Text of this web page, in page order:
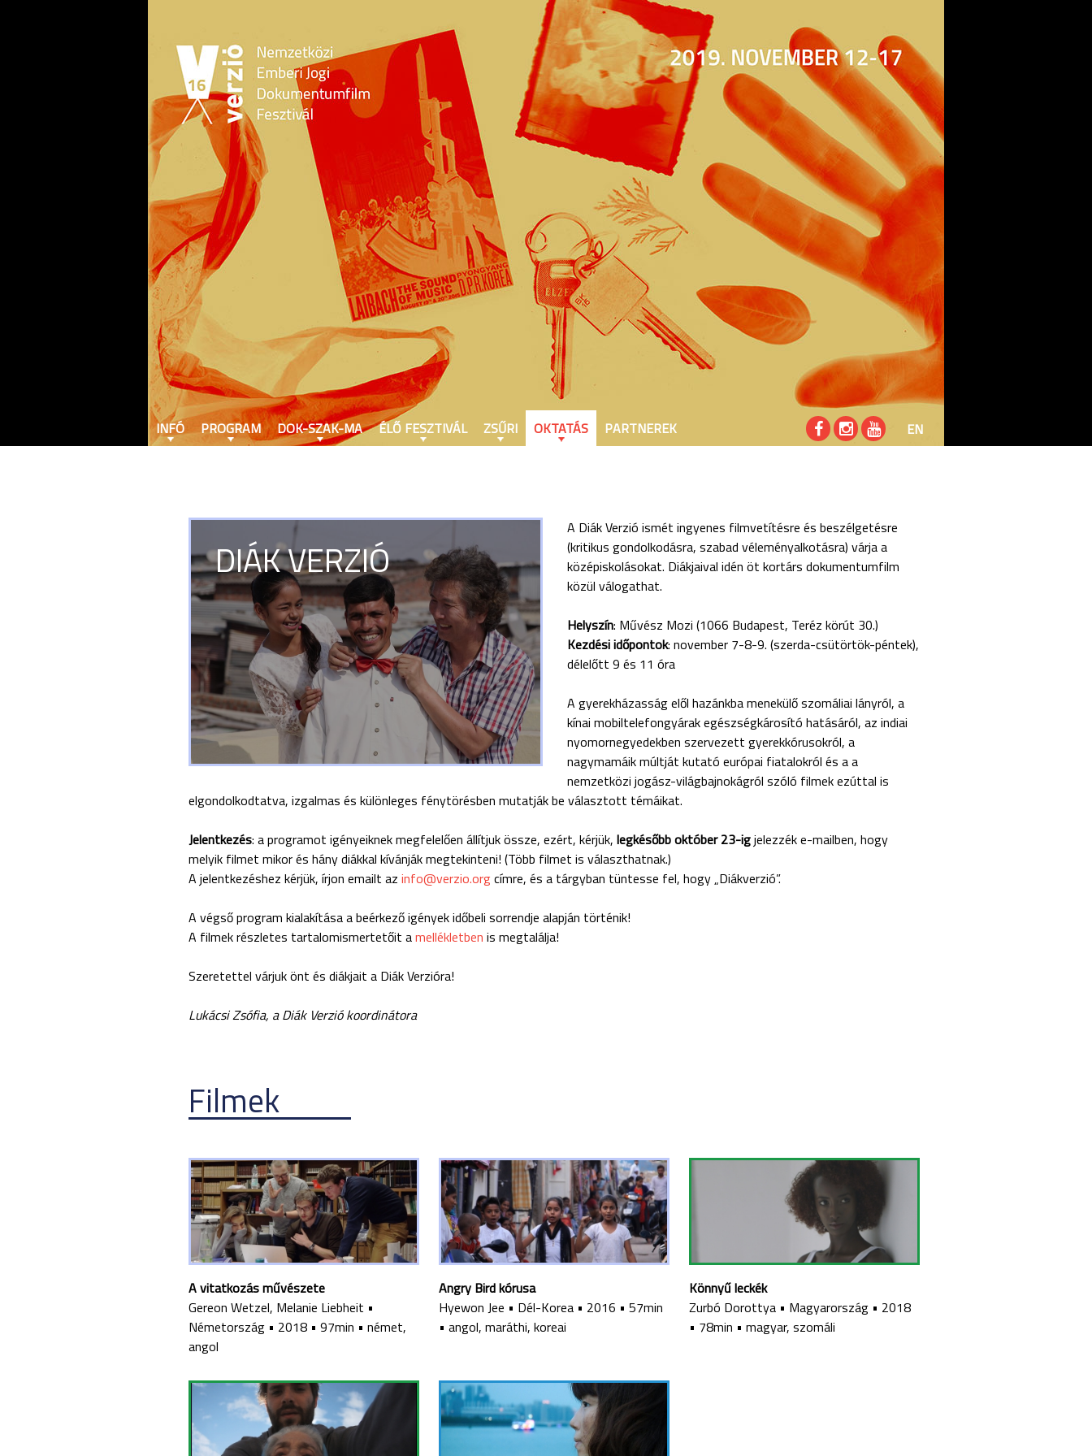
Jump to navigation
DIÁK VERZIÓ
A Diák Verzió ismét ingyenes filmvetítésre és beszélgetésre
(kritikus gondolkodásra, szabad véleményalkotásra) várja a
középiskolásokat. Diákjaival idén öt kortárs dokumentumfilm
közül válogathat.
Helyszín: Művész Mozi (1066 Budapest, Teréz körút 30.)
Kezdési időpontok: november 7-8-9. (szerda-csütörtök-péntek),
délelőtt 9 és 11 óra
A gyerekházasság elől hazánkba menekülő szomáliai lányról, a
kínai mobiltelefongyárak egészségkárosító hatásáról, az indiai
nyomornegyedekben szervezett gyerekkórusokról, a
nagymamáik múltját kutató európai fiatalokról és a a
nemzetközi jogász-világbajnokágról szóló filmek ezúttal is
elgondolkodtatva, izgalmas és különleges fénytörésben mutatják be választott témáikat.
Jelentkezés: a programot igényeiknek megfelelően állítjuk össze, ezért, kérjük, legkésőbb október 23-igjelezzék e-mailben, hogy
melyik filmet mikor és hány diákkal kívánják megtekinteni! (Több filmet is választhatnak.)
A jelentkezéshez kérjük, írjon emailt az info@verzio.orgcímre, és a tárgyban tüntesse fel, hogy „Diákverzió”.
A végső program kialakítása a beérkező igények időbeli sorrendje alapján történik!
A filmek részletes tartalomismertetőit amellékletben is megtalálja!
Szeretettel várjuk önt és diákjait a Diák Verzióra!
Lukácsi Zsófia, a Diák Verzió koordinátora
Filmek
A vitatkozás művészete
Gereon Wetzel, Melanie Liebheit •
Németország • 2018 • 97min • német,
angol
Angry Bird kórusa
Hyewon Jee • Dél-Korea • 2016 • 57min
• angol, maráthi, koreai
Könnyű leckék
Zurbó Dorottya • Magyarország • 2018
• 78min • magyar, szomáli
INFÓ PROGRAM DOK-SZAK-MA ÉLŐ FESZTIVÁL ZSŰRI OKTATÁS PARTNEREK EN